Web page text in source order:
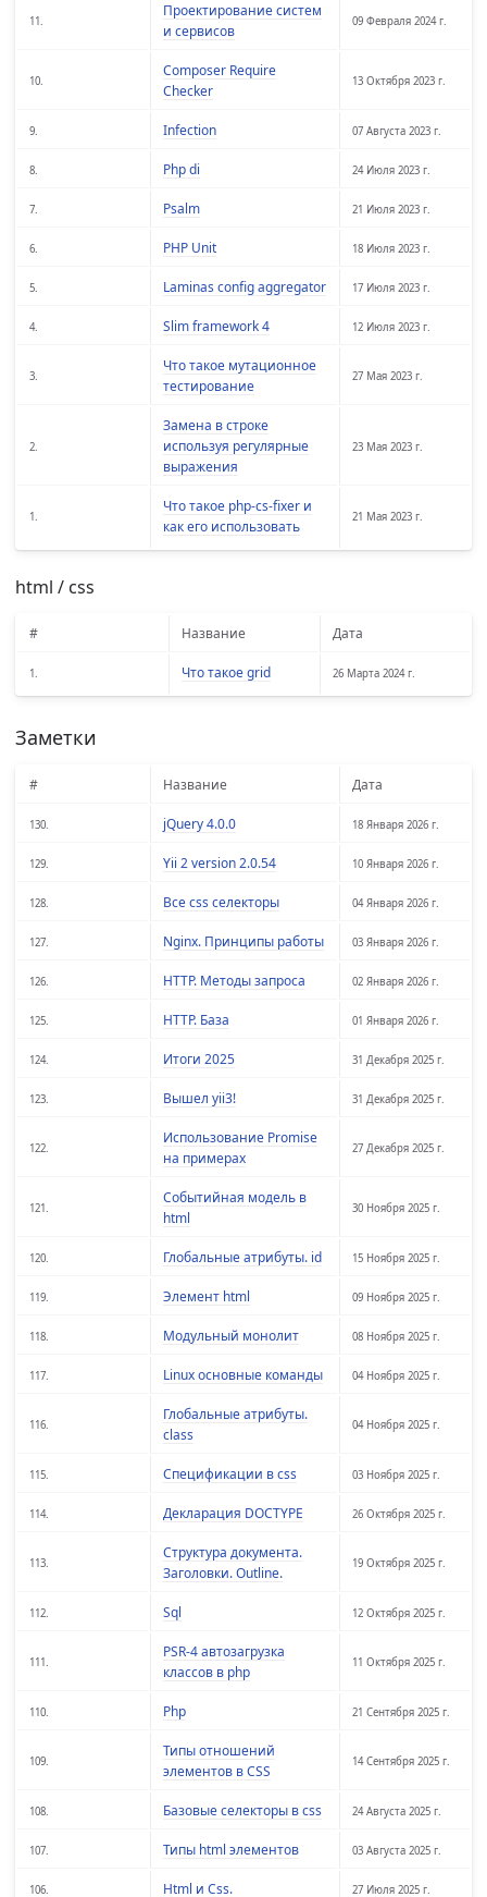
11.
Проектирование систем
и сервисов
09 Февраля 2024 г.
10.
Composer Require
Checker
13 Октября 2023 г.
9. Infection 07 Августа 2023 г.
8. Php di 24 Июля 2023 г.
7. Psalm 21 Июля 2023 г.
6. PHP Unit 18 Июля 2023 г.
5. Laminas config aggregator 17 Июля 2023 г.
4. Slim framework 4 12 Июля 2023 г.
3.
Что такое мутационное
тестирование
27 Мая 2023 г.
2.
Замена в строке
используя регулярные
выражения
23 Мая 2023 г.
1.
Что такое php-cs-fixer и
как его использовать
21 Мая 2023 г.
html / css
# Название Дата
1. Что такое grid 26 Марта 2024 г.
Заметки
# Название Дата
130. jQuery 4.0.0 18 Января 2026 г.
129. Yii 2 version 2.0.54 10 Января 2026 г.
128. Все css селекторы 04 Января 2026 г.
127. Nginx. Принципы работы 03 Января 2026 г.
126. HTTP. Методы запроса 02 Января 2026 г.
125. HTTP. База 01 Января 2026 г.
124. Итоги 2025 31 Декабря 2025 г.
123. Вышел yii3! 31 Декабря 2025 г.
122.
Использование Promise
на примерах
27 Декабря 2025 г.
121.
Событийная модель в
html
30 Ноября 2025 г.
120. Глобальные атрибуты. id 15 Ноября 2025 г.
119. Элемент html 09 Ноября 2025 г.
118. Модульный монолит 08 Ноября 2025 г.
117. Linux основные команды 04 Ноября 2025 г.
116.
Глобальные атрибуты.
class
04 Ноября 2025 г.
115. Спецификации в css 03 Ноября 2025 г.
114. Декларация DOCTYPE 26 Октября 2025 г.
113.
Структура документа.
Заголовки. Outline.
19 Октября 2025 г.
112. Sql 12 Октября 2025 г.
111.
PSR-4 автозагрузка
классов в php
11 Октября 2025 г.
110. Php 21 Сентября 2025 г.
109.
Типы отношений
элементов в CSS
14 Сентября 2025 г.
108. Базовые селекторы в css 24 Августа 2025 г.
107. Типы html элементов 03 Августа 2025 г.
106. Html и Сss. 27 Июля 2025 г.